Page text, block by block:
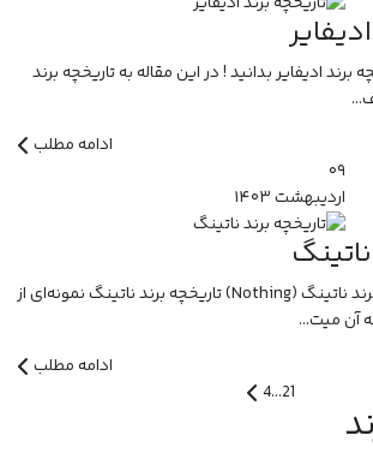
برند ادیفایر بدانید ! در این مقاله به تاریخچه برند
ادامه مطلب
۰۹
اردیبهشت۱۴۰۳
معرفی کامل تاریخچه برند ناتینگ (Nothing) تاریخچه برند ناتینگ نمونه‌ای از
آن میت...
ادامه مطلب
1
2
...
4